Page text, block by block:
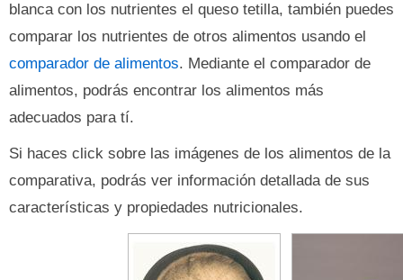
blanca con los nutrientes el queso tetilla, también puedes
comparar los nutrientes de otros alimentos usando el
comparador de alimentos. Mediante el comparador de
alimentos, podrás encontrar los alimentos más
adecuados para tí.
Si haces click sobre las imágenes de los alimentos de la
comparativa, podrás ver información detallada de sus
características y propiedades nutricionales.